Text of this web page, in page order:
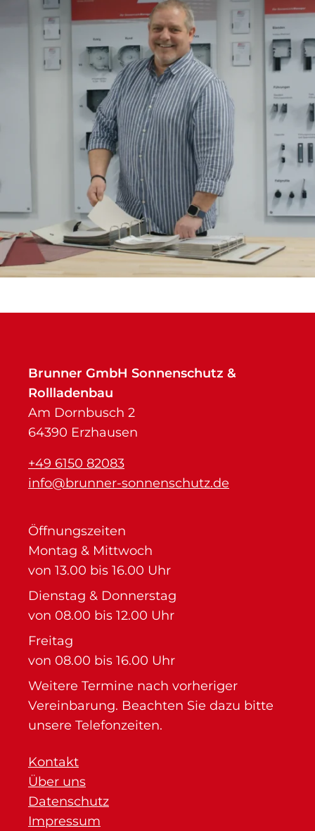
Brunner GmbH Sonnenschutz &
Rollladenbau
Am Dornbusch 2
64390 Erzhausen
+49 6150 82083
info@brunner-sonnenschutz.de
Öffnungszeiten
Montag & Mittwoch
von 13.00 bis 16.00 Uhr
Dienstag & Donnerstag
von 08.00 bis 12.00 Uhr
Freitag
von 08.00 bis 16.00 Uhr
Weitere Termine nach vorheriger
Vereinbarung. Beachten Sie dazu bitte
unsere Telefonzeiten.
Kontakt
Über uns
Datenschutz
Impressum